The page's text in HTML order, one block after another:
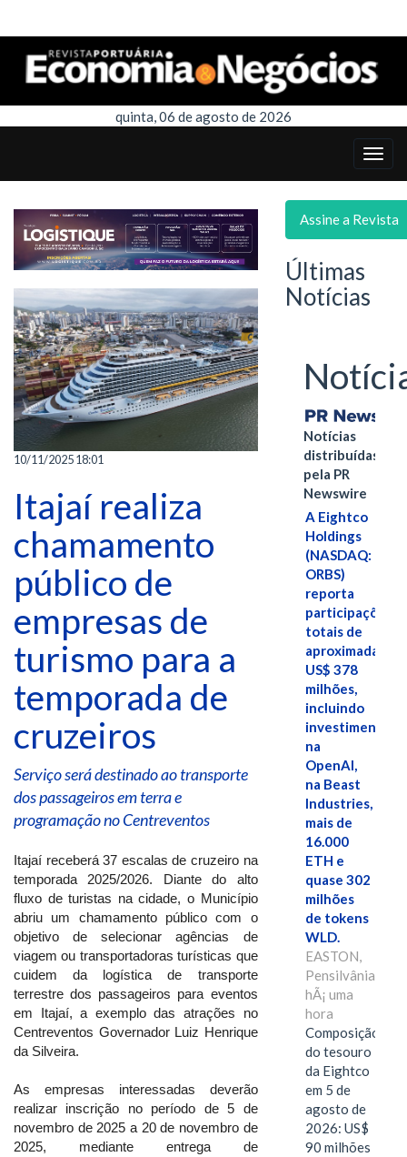
quinta, 06 de agosto de 2026
10/11/2025 18:01
Itajaí realiza
chamamento
público de
empresas de
turismo para a
temporada de
cruzeiros
Serviço será destinado ao transporte
dos passageiros em terra e
programação no Centreventos
Itajaí receberá 37 escalas de cruzeiro na
temporada 2025/2026. Diante do alto
fluxo de turistas na cidade, o Município
abriu um chamamento público com o
objetivo de selecionar agências de
viagem ou transportadoras turísticas que
cuidem da logística de transporte
terrestre dos passageiros para eventos
em Itajaí, a exemplo das atrações no
Centreventos Governador Luiz Henrique
da Silveira.
As empresas interessadas deverão
realizar inscrição no período de 5 de
novembro de 2025 a 20 de novembro de
2025, mediante entrega de
Assine a Revista
Últimas
Notícias
Notícias
distribuídas
pela PR
Newswire
A Eightco
Holdings
(NASDAQ:
ORBS)
reporta
participações
totais de
US$ 378
milhões,
incluindo
investimentos
na
OpenAI,
na Beast
Industries,
mais de
16.000
ETH e
quase 302
milhões
de tokens
WLD.
EASTON,
Pensilvânia,
hÃ¡ uma
hora
Composição
do tesouro
da Eightco
em 5 de
agosto de
2026: US$
90 milhões